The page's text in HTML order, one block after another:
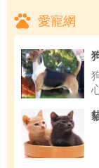
愛寵網